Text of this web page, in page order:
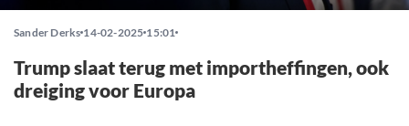
Sander Derks 14-02-2025 15:01
Trump slaat terug met importheffingen, ook
dreiging voor Europa